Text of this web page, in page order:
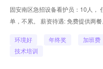
固安南区急招设备看护员：10人，
单，不累。 薪资待遇: 免费提供两
环境好 年终奖 加班费
技术培训